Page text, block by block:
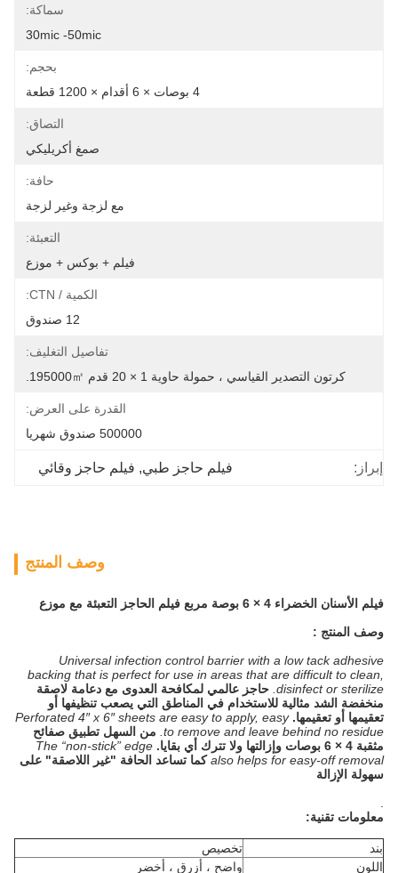
سماكة:
30mic -50mic
بحجم:
4 بوصات × 6 أقدام × 1200 قطعة
التصاق:
صمغ أكريليكي
حافة:
مع لزجة وغير لزجة
التعبئة:
فيلم + بوكس ​​+ موزع
الكمية / CTN:
12 صندوق
تفاصيل التغليف:
كرتون التصدير القياسي ، حمولة حاوية 1 × 20 قدم 195000㎡.
القدرة على العرض:
500000 صندوق شهريا
إبراز: فيلم حاجز طبي , فيلم حاجز وقائي
وصف المنتج
فيلم الأسنان الخضراء 4 × 6 بوصة مربع فيلم الحاجز التعبئة مع موزع
وصف المنتج :
Universal infection control barrier with a low tack adhesive
backing that is perfect for use in areas that are difficult to clean,
disinfect or sterilize.
حاجز عالمي لمكافحة العدوى مع دعامة لاصقة
منخفضة الشد مثالية للاستخدام في المناطق التي يصعب تنظيفها أو
تعقيمها أو تعقيمها. Perforated 4″ x 6″ sheets are easy to apply, easy
to remove and leave behind no residue.
من السهل تطبيق صفائح
مثقبة 4 × 6 بوصات وإزالتها ولا تترك أي بقايا.
The “non-stick” edge
also helps for easy-off removal كما تساعد الحافة "غير اللاصقة" على
سهولة الإزالة
معلومات تقنية:
بند
تخصيص
اللون
واضح ، أزرق ، أخضر